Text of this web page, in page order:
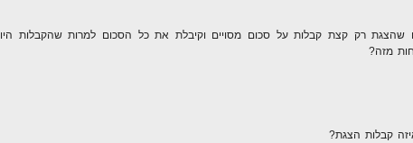
שהצגת רק קצת קבלות על סכום מסויים וקיבלת את כל הסכום למרות שהקבלות היו
מזה?
קבלות הצגת?